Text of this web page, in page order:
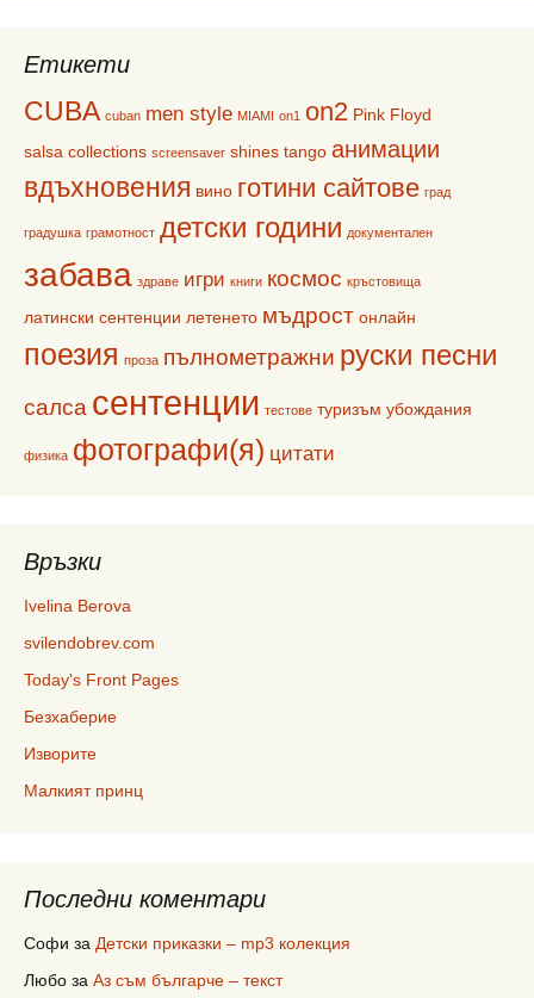
Етикети
CUBA cuban men style MIAMI on1 on2 Pink Floyd
salsa collections screensaver shines tango анимации
вдъхновения вино готини сайтове град
градушка грамотност детски години документален
забава здраве игри книги космос кръстовища
латински сентенции летенето мъдрост онлайн
поезия проза пълнометражни руски песни
салса сентенции тестове туризъм убождания
физика фотографи(я) цитати
Връзки
Ivelina Berova
svilendobrev.com
Today's Front Pages
Безхаберие
Изворите
Малкият принц
Последни коментари
Софи за Детски приказки – mp3 колекция
Любо за Аз съм българче – текст